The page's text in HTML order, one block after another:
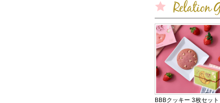
BBBクッキー 3枚セット